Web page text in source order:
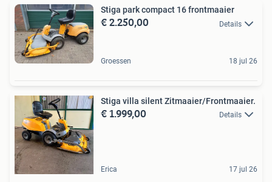
Stiga park compact 16 frontmaaier
€ 2.250,00 Details
Groessen 18 jul 26
Stiga villa silent Zitmaaier/Frontmaaier.
€ 1.999,00 Details
Erica 17 jul 26